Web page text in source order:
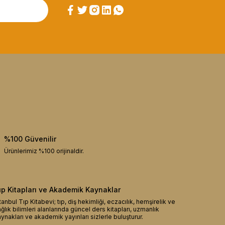
%100 Güvenilir
Ürünlerimiz %100 orijinaldir.
Kitapları ve Akademik Kaynaklar
Tıp Kitabevi; tıp, diş hekimliği, eczacılık, hemşirelik ve
bilimleri alanlarında güncel ders kitapları, uzmanlık
ve akademik yayınları sizlerle buluşturur.